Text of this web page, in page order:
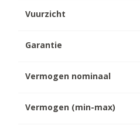
Vuurzicht
Garantie
Vermogen nominaal
Vermogen (min-max)